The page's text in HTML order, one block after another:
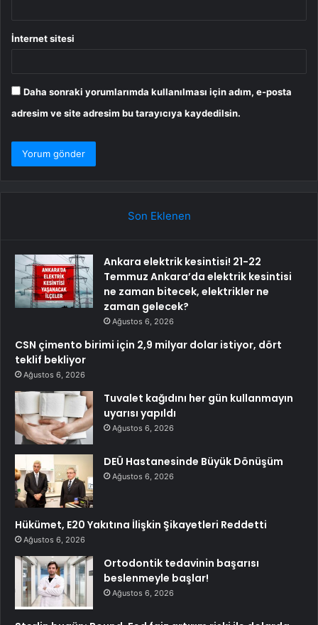
İnternet sitesi
Daha sonraki yorumlarımda kullanılması için adım, e-posta
adresim ve site adresim bu tarayıcıya kaydedilsin.
Son Eklenen
Ankara elektrik kesintisi! 21-22
Temmuz Ankara’da elektrik kesintisi
ne zaman bitecek, elektrikler ne
zaman gelecek?
Ağustos 6, 2026
CSN çimento birimi için 2,9 milyar dolar istiyor, dört
teklif bekliyor
Ağustos 6, 2026
Tuvalet kağıdını her gün kullanmayın
uyarısı yapıldı
Ağustos 6, 2026
DEÜ Hastanesinde Büyük Dönüşüm
Ağustos 6, 2026
Hükümet, E20 Yakıtına İlişkin Şikayetleri Reddetti
Ağustos 6, 2026
Ortodontik tedavinin başarısı
beslenmeyle başlar!
Ağustos 6, 2026